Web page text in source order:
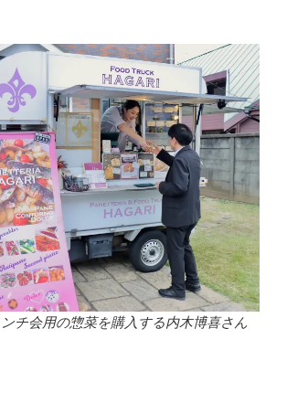
チ会用の惣菜を購入する内木博喜さん